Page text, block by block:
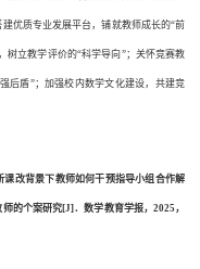
优质专业发展平台，铺就教师成长的“前
树立教学评价的“科学导向”；关怀竞赛教
后盾”；加强校内数学文化建设，共建竞
改背景下教师如何干预指导小组合作解
的个案研究[J]．数学教育学报，2025，